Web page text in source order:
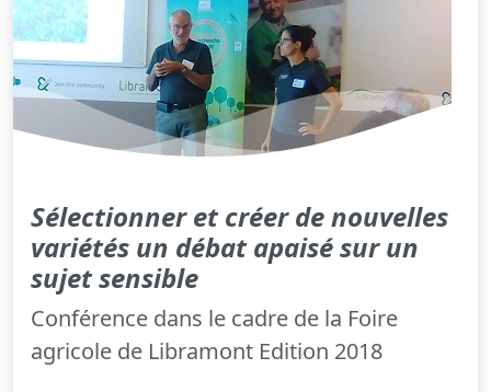
Sélectionner et créer de nouvelles
variétés un débat apaisé sur un
sujet sensible
Conférence dans le cadre de la Foire
agricole de Libramont Edition 2018